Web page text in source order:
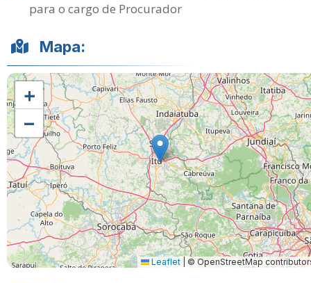
para o cargo de Procurador
Mapa:
+
−
Leaflet © OpenStreetMap